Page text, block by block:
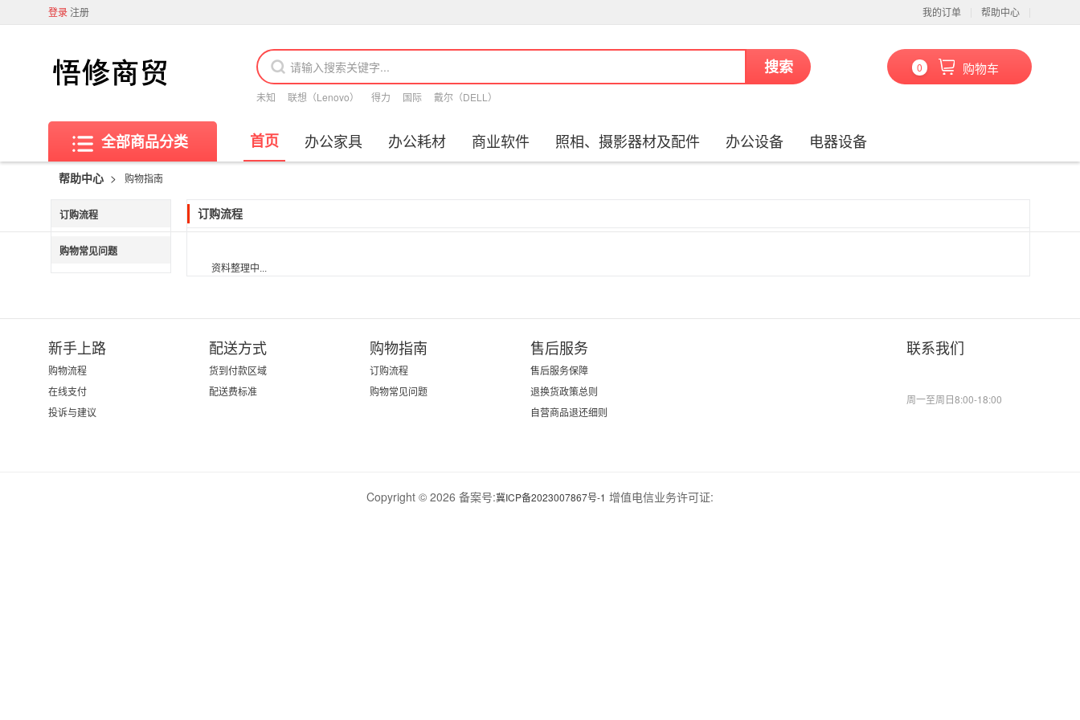
登录 注册 我的订单 帮助中心
搜索
未知 联想（Lenovo） 得力 国际 戴尔（DELL）
购物车
0
全部商品分类 首页 办公家具 办公耗材 商业软件 照相、摄影器材及配件 办公设备 电器设备
帮助中心 > 购物指南
订购流程
购物常见问题
订购流程
资料整理中...
新手上路
购物流程
在线支付
投诉与建议
配送方式
货到付款区域
配送费标准
购物指南
订购流程
购物常见问题
售后服务
售后服务保障
退换货政策总则
自营商品退还细则
联系我们
周一至周日8:00-18:00
Copyright © 2026 备案号:冀ICP备2023007867号-1 增值电信业务许可证: